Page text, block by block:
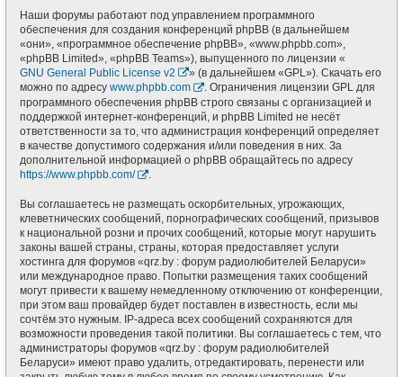
Наши форумы работают под управлением программного
обеспечения для создания конференций phpBB (в дальнейшем
«они», «программное обеспечение phpBB», «www.phpbb.com»,
«phpBB Limited», «phpBB Teams»), выпущенного по лицензии «
GNU General Public License v2
» (в дальнейшем «GPL»). Скачать его
можно по адресу www.phpbb.com
. Ограничения лицензии GPL для
программного обеспечения phpBB строго связаны с организацией и
поддержкой интернет-конференций, и phpBB Limited не несёт
ответственности за то, что администрация конференций определяет
в качестве допустимого содержания и/или поведения в них. За
дополнительной информацией о phpBB обращайтесь по адресу
https://www.phpbb.com/
.
Вы соглашаетесь не размещать оскорбительных, угрожающих,
клеветнических сообщений, порнографических сообщений, призывов
к национальной розни и прочих сообщений, которые могут нарушить
законы вашей страны, страны, которая предоставляет услуги
хостинга для форумов «qrz.by : форум радиолюбителей Беларуси»
или международное право. Попытки размещения таких сообщений
могут привести к вашему немедленному отключению от конференции,
при этом ваш провайдер будет поставлен в известность, если мы
сочтём это нужным. IP-адреса всех сообщений сохраняются для
возможности проведения такой политики. Вы соглашаетесь с тем, что
администраторы форумов «qrz.by : форум радиолюбителей
Беларуси» имеют право удалить, отредактировать, перенести или